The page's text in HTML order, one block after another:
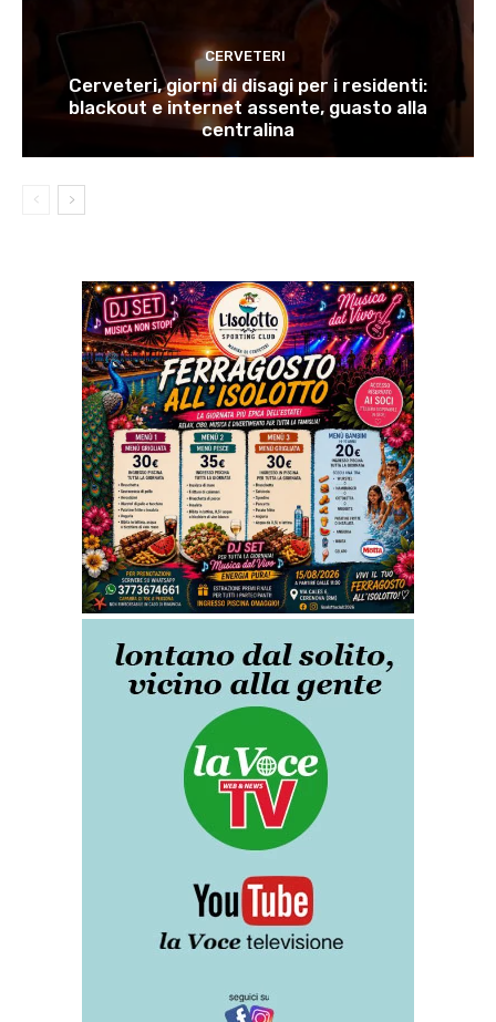
CERVETERI
Cerveteri, giorni di disagi per i residenti:
blackout e internet assente, guasto alla
centralina